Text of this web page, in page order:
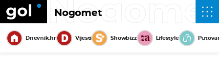
Nogomet
Dnevnik.hr Vijesti Showbizz Lifestyle